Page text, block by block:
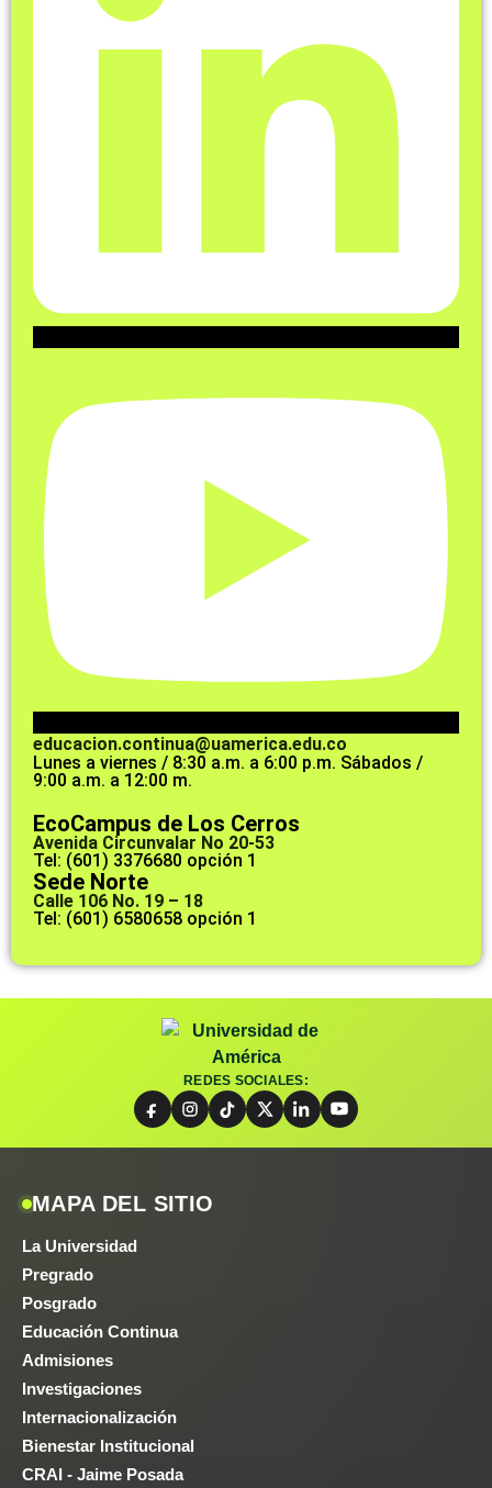
educacion.continua@uamerica.edu.co
Lunes a viernes / 8:30 a.m. a 6:00 p.m. Sábados /
9:00 a.m. a 12:00 m.
EcoCampus de Los Cerros
Avenida Circunvalar No 20-53
Tel: (601) 3376680 opción 1
Sede Norte
Calle 106 No. 19 – 18
Tel: (601) 6580658 opción 1
REDES SOCIALES:
MAPA DEL SITIO
La Universidad
Pregrado
Posgrado
Educación Continua
Admisiones
Investigaciones
Internacionalización
Bienestar Institucional
CRAI - Jaime Posada